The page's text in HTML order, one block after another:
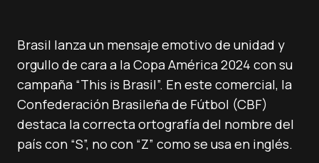
Brasil lanza un mensaje emotivo de unidad y
orgullo de cara a la Copa América 2024 con su
campaña “This is Brasil”. En este comercial, la
Confederación Brasileña de Fútbol (CBF)
destaca la correcta ortografía del nombre del
país con “S”, no con “Z” como se usa en inglés.